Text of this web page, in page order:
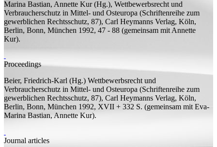
Marina Bastian, Annette Kur (Hg.), Wettbewerbsrecht und
Verbraucherschutz in Mittel- und Osteuropa (Schriftenreihe zum
gewerblichen Rechtsschutz, 87), Carl Heymanns Verlag, Köln,
Berlin, Bonn, München 1992, 47 - 88 (gemeinsam mit Annette
Kur).
Proceedings
Beier, Friedrich-Karl (Hg.) Wettbewerbsrecht und
Verbraucherschutz in Mittel- und Osteuropa (Schriftenreihe zum
gewerblichen Rechtsschutz, 87), Carl Heymanns Verlag, Köln,
Berlin, Bonn, München 1992, XVII + 332 S. (gemeinsam mit Eva-
Marina Bastian, Annette Kur).
Journal articles